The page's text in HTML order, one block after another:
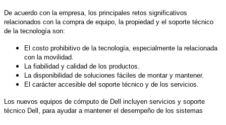
De acuerdo con la empresa, los principales retos significativos
relacionados con la compra de equipo, la propiedad y el soporte técnico
de la tecnología son:
El costo prohibitivo de la tecnología, especialmente la relacionada
con la movilidad.
La fiabilidad y calidad de los productos.
La disponibilidad de soluciones fáciles de montar y mantener.
El carácter accesible del soporte técnico y de los servicios.
Los nuevos equipos de cómputo de Dell incluyen servicios y soporte
técnico Dell, para ayudar a mantener el desempeño de los sistemas